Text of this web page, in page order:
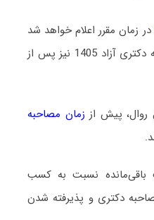
در زمان مقرر اعلام خواهد شد
و زمان اعلام نتایج انتخاب رشته دکتری آزاد 1405 نیز پس از
پیش از زمان مصاحبه
باقی‌مانده نسبت به کسب
دکتری و پذیرفته شدن